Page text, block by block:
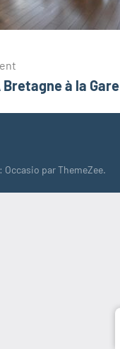
à la Gare
Occasio par ThemeZee.